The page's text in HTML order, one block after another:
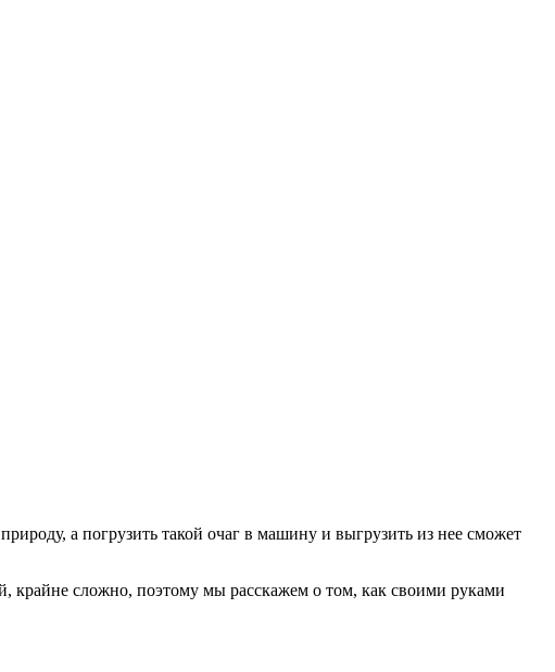
а погрузить такой очаг в машину и выгрузить из нее сможет
крайне сложно, поэтому мы расскажем о том, как своими руками